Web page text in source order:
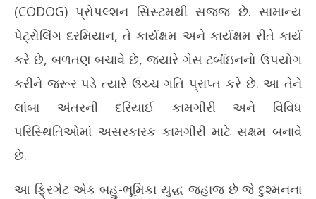
(CODOG) પ્રોપલ્શન સિસ્ટમથી સજ્જ છે. સામાન્ય
પેટ્રોલિંગ દરમિયાન, તે કાર્યક્ષમ અને કાર્યક્ષમ રીતે કાર્ય
કરે છે, બળતણ બચાવે છે, જ્યારે ગેસ ટર્બાઇનનો ઉપયોગ
કરીને જરૂર પડે ત્યારે ઉચ્ચ ગતિ પ્રાપ્ત કરે છે. આ તેને
લાંબા અંતરની દરિયાઈ કામગીરી અને વિવિધ
પરિસ્થિતિઓમાં અસરકારક કામગીરી માટે સક્ષમ બનાવે
છે.
આ ફ્રિગેટ એક બહુ-ભૂમિકા યુદ્ધ જહાજ છે જે દુશ્મનના